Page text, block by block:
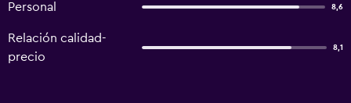
Personal 8,6
Relación calidad-
precio
8,1